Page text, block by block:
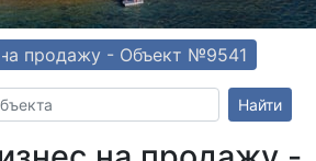
продажу - Объект №9541
Найти